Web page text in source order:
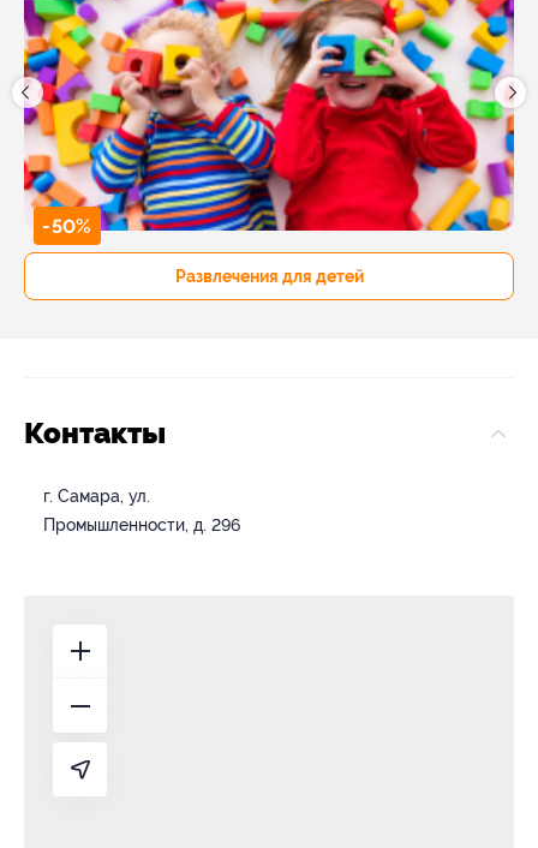
-50%
Развлечения для детей
Контакты
г. Самара, ул.
Промышленности, д. 296